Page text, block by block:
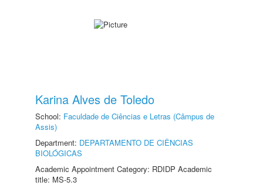
Karina Alves de Toledo
School: Faculdade de Ciências e Letras (Câmpus de
Assis)
Department: DEPARTAMENTO DE CIÊNCIAS
BIOLÓGICAS
Academic Appointment Category: RDIDP Academic
title: MS-5.3